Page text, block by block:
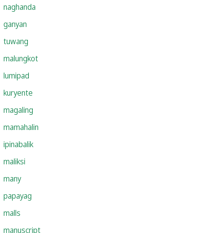
naghanda
ganyan
tuwang
malungkot
lumipad
kuryente
magaling
mamahalin
ipinabalik
maliksi
many
papayag
malls
manuscript